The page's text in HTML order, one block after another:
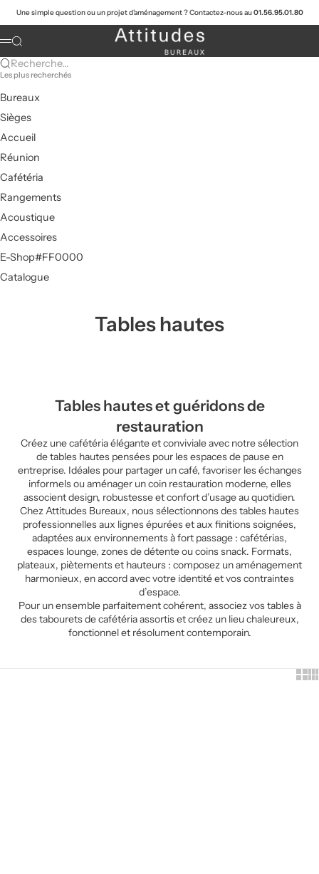
Une simple question ou un projet d'aménagement ? Contactez-nous au01.56.95.01.80
Attitudes Bureaux
Menu
Recherche
Recherche...
Les plus recherchés
Bureaux
Sièges
Accueil
Réunion
Cafétéria
Rangements
Acoustique
Accessoires
E-Shop#FF0000
Catalogue
Tables hautes
Tables hautes et guéridons de
restauration
Créez une cafétéria élégante et conviviale avec notre sélection
de tables hautes pensées pour les espaces de pause en
entreprise. Idéales pour partager un café, favoriser les échanges
informels ou aménager un coin restauration moderne, elles
associent design, robustesse et confort d’usage au quotidien.
Chez Attitudes Bureaux, nous sélectionnons des tables hautes
professionnelles aux lignes épurées et aux finitions soignées,
adaptées aux environnements à fort passage : cafétérias,
espaces lounge, zones de détente ou coins snack. Formats,
plateaux, piètements et hauteurs : composez un aménagement
harmonieux, en accord avec votre identité et vos contraintes
d’espace.
Pour un ensemble parfaitement cohérent, associez vos tables à
des tabourets de cafétéria assortis et créez un lieu chaleureux,
fonctionnel et résolument contemporain.